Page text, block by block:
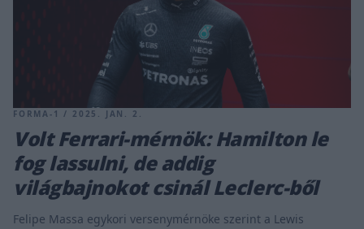
FORMA-1 / 2025. JAN. 2.
Volt Ferrari-mérnök: Hamilton le
fog lassulni, de addig
világbajnokot csinál Leclerc-ből
Felipe Massa egykori versenymérnöke szerint a Lewis